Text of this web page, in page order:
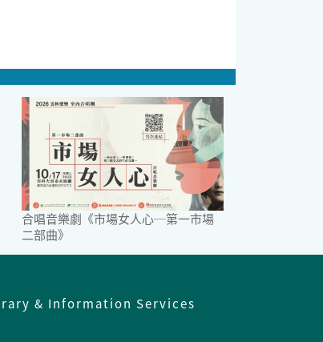
合唱音樂劇《市場女人心─第一市場
二部曲》
& Information Services